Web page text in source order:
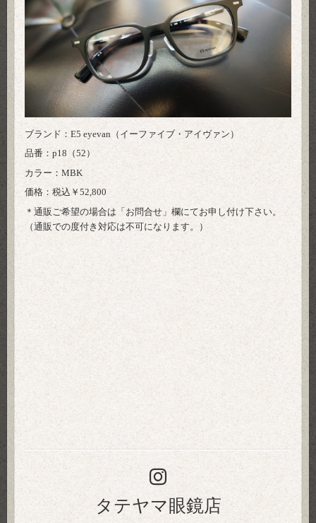
ブランド：E5 eyevan（イーファイブ・アイヴァン）
品番：p18（52）
カラー：MBK
価格：税込￥52,800
＊通販ご希望の場合は「 お問合せ 」欄にてお申し付け下さい。
（通販での度付き対応は不可になります。）
タテヤマ眼鏡店